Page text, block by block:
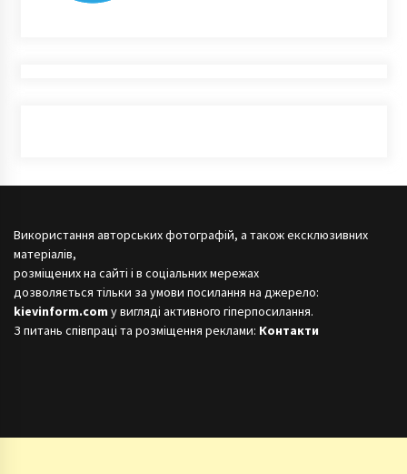
Використання авторських фотографій, а також ексклюзивних
матеріалів,
розміщених на сайті і в соціальних мережах
дозволяється тільки за умови посилання на джерело:
kievinform.com у вигляді активного гіперпосилання.
З питань співпраці та розміщення реклами: Контакти